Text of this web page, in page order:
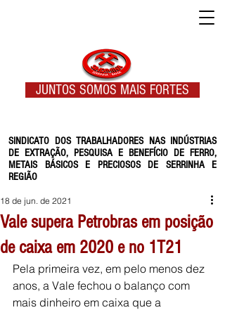
SINDICATO DOS TRABALHADORES NAS INDÚSTRIAS
DE EXTRAÇÃO, PESQUISA E BENEFÍCIO DE FERRO,
METAIS BÁSICOS E PRECIOSOS DE SERRINHA E
REGIÃO
JUNTOS SOMOS MAIS FORTES
Vale supera Petrobras em posição
de caixa em 2020 e no 1T21
18 de jun. de 2021
Pela primeira vez, em pelo menos dez
anos, a Vale fechou o balanço com
mais dinheiro em caixa que a